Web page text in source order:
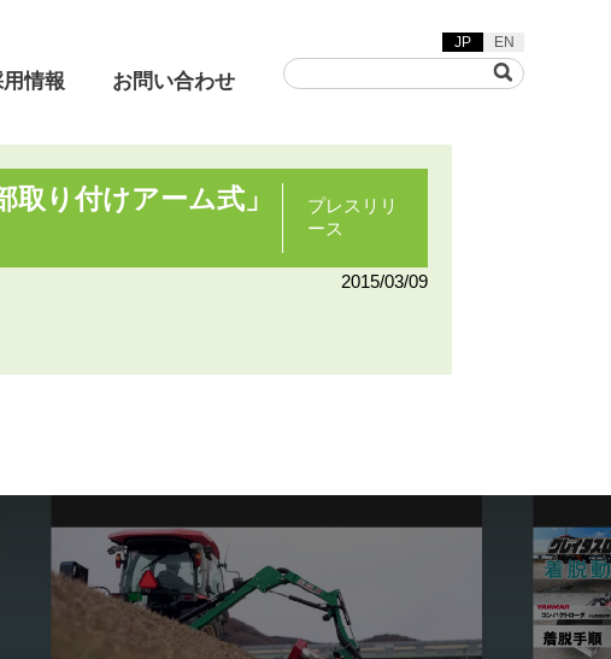
カ/バキュームスイーパ
情報 お問い合わせ
JP EN
り付けアーム式」
プレスリリ
ース
2015/03/09